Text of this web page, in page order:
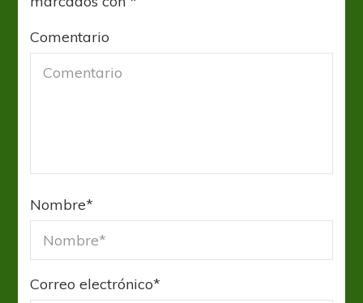
Comentario
Nombre*
Correo electrónico*